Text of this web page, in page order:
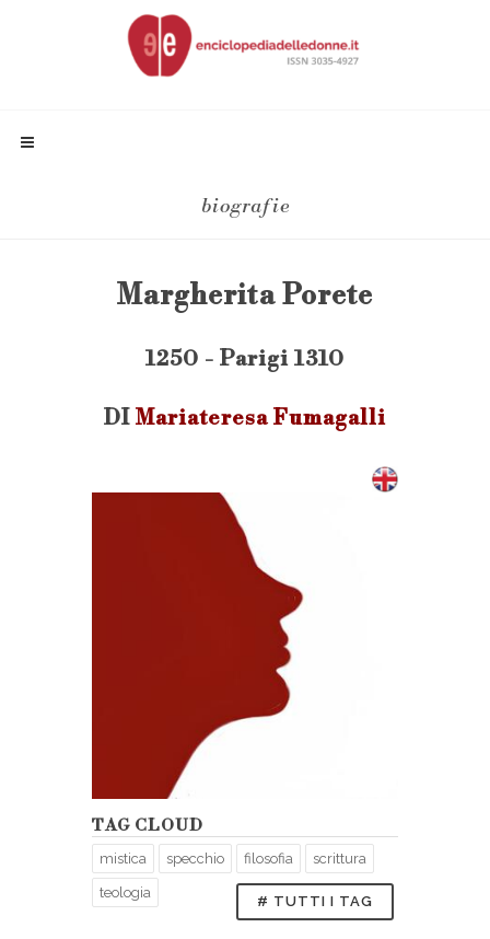
biografie
Margherita Porete
1250 - Parigi 1310
DI Mariateresa Fumagalli
TAG CLOUD
mistica specchio filosofia scrittura
teologia
# TUTTI I TAG